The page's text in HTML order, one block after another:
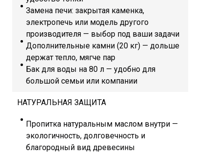
Замена печи: закрытая каменка,
электропечь или модель другого
производителя — выбор под ваши задачи
Дополнительные камни (20 кг) — дольше
держат тепло, мягче пар
Бак для воды на 80 л — удобно для
большой семьи или компании
НАТУРАЛЬНАЯ ЗАЩИТА
Пропитка натуральным маслом внутри —
экологичность, долговечность и
благородный вид древесины